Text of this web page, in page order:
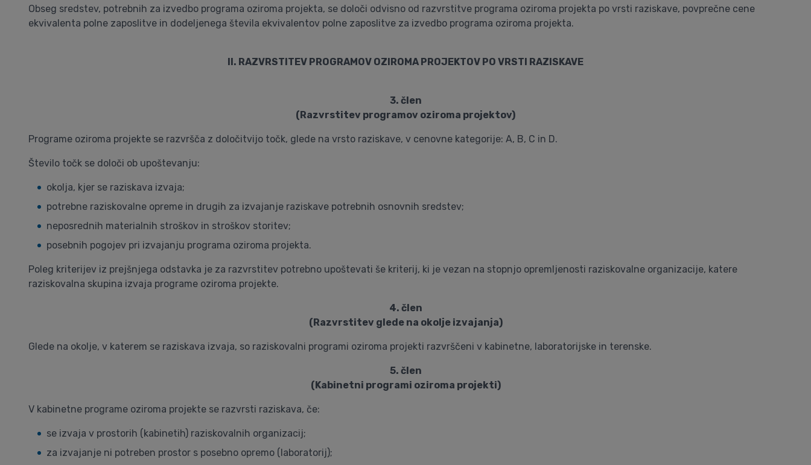
Obseg sredstev, potrebnih za izvedbo programa oziroma projekta, se določi odvisno od razvrstitve programa oziroma projekta po vrsti raziskave, povprečne cene
ekvivalenta polne zaposlitve in dodeljenega števila ekvivalentov polne zaposlitve za izvedbo programa oziroma projekta.
II. RAZVRSTITEV PROGRAMOV OZIROMA PROJEKTOV PO VRSTI RAZISKAVE
3. člen
(Razvrstitev programov oziroma projektov)
Programe oziroma projekte se razvršča z določitvijo točk, glede na vrsto raziskave, v cenovne kategorije: A, B, C in D.
Število točk se določi ob upoštevanju:
okolja, kjer se raziskava izvaja;
potrebne raziskovalne opreme in drugih za izvajanje raziskave potrebnih osnovnih sredstev;
neposrednih materialnih stroškov in stroškov storitev;
posebnih pogojev pri izvajanju programa oziroma projekta.
Poleg kriterijev iz prejšnjega odstavka je za razvrstitev potrebno upoštevati še kriterij, ki je vezan na stopnjo opremljenosti raziskovalne organizacije, katere
raziskovalna skupina izvaja programe oziroma projekte.
4. člen
(Razvrstitev glede na okolje izvajanja)
Glede na okolje, v katerem se raziskava izvaja, so raziskovalni programi oziroma projekti razvrščeni v kabinetne, laboratorijske in terenske.
5. člen
(Kabinetni programi oziroma projekti)
V kabinetne programe oziroma projekte se razvrsti raziskava, če:
se izvaja v prostorih (kabinetih) raziskovalnih organizacij;
za izvajanje ni potreben prostor s posebno opremo (laboratorij);